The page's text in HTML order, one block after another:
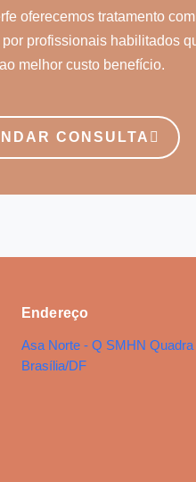
oferecemos tratamento
profissionais habilitados
melhor custo benefício.
CONSULTA
Endereço
Asa Norte - Q SMHN
Brasília/DF